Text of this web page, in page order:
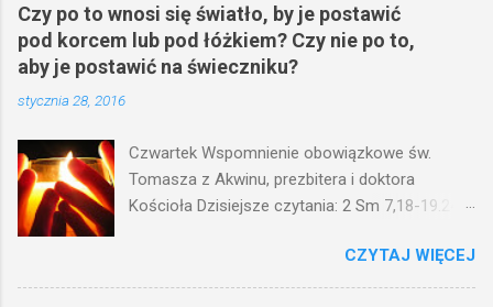
Czy po to wnosi się światło, by je postawić
pod korcem lub pod łóżkiem? Czy nie po to,
aby je postawić na świeczniku?
stycznia 28, 2016
Czwartek Wspomnienie obowiązkowe św.
Tomasza z Akwinu, prezbitera i doktora
Kościoła Dzisiejsze czytania: 2 Sm 7,18-19.24-
(Mk 4,21-25) Jezus mówił ludowi: Czy po to
wnosi się światło, by je postawić pod korcem
CZYTAJ WIĘCEJ